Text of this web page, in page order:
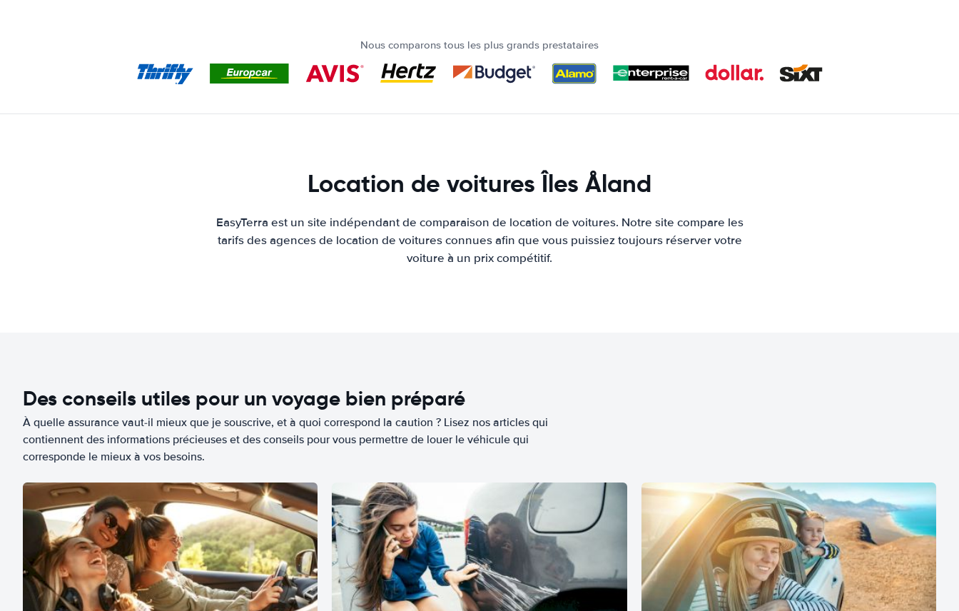
Nous comparons tous les plus grands prestataires
Location de voitures Îles Åland
EasyTerra est un site indépendant de comparaison de location de voitures. Notre site compare les
tarifs des agences de location de voitures connues afin que vous puissiez toujours réserver votre
voiture à un prix compétitif.
Des conseils utiles pour un voyage bien préparé
À quelle assurance vaut-il mieux que je souscrive, et à quoi correspond la caution ? Lisez nos articles qui
contiennent des informations précieuses et des conseils pour vous permettre de louer le véhicule qui
corresponde le mieux à vos besoins.